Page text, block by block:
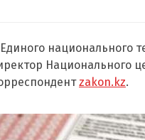
национального
Национального
zakon.kz.